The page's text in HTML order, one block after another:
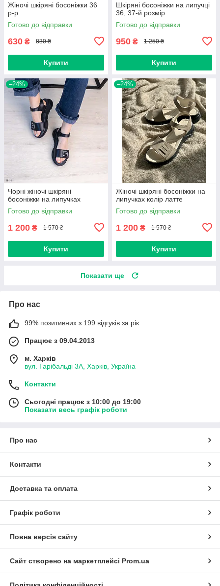
Жіночі шкіряні босоніжки 36
р-р
Готово до відправки
630 ₴ 830 ₴
Купити
Шкіряні босоніжки на липучці
36, 37-й розмір
Готово до відправки
950 ₴ 1 250 ₴
Купити
–24%
Чорні жіночі шкіряні
босоніжки на липучках
Готово до відправки
1 200 ₴ 1 570 ₴
Купити
–24%
Жіночі шкіряні босоніжки на
липучках колір латте
Готово до відправки
1 200 ₴ 1 570 ₴
Купити
Показати ще
Про нас
99% позитивних з 199 відгуків за рік
Працює з 09.04.2013
м. Харків
вул. Гарібальді 3А, Харків, Україна
Контакти
Сьогодні працює з 10:00 до 19:00
Показати весь графік роботи
Про нас
Контакти
Доставка та оплата
Графік роботи
Повна версія сайту
Сайт створено на маркетплейсі Prom.ua